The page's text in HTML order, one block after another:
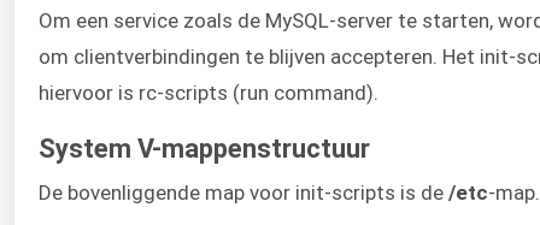
Om een service zoals de MySQL-server te starten,
om clientverbindingen te blijven accepteren. Het init-
hiervoor is rc-scripts (run command).
System V-mappenstructuur
De bovenliggende map voor init-scripts is de /etc-